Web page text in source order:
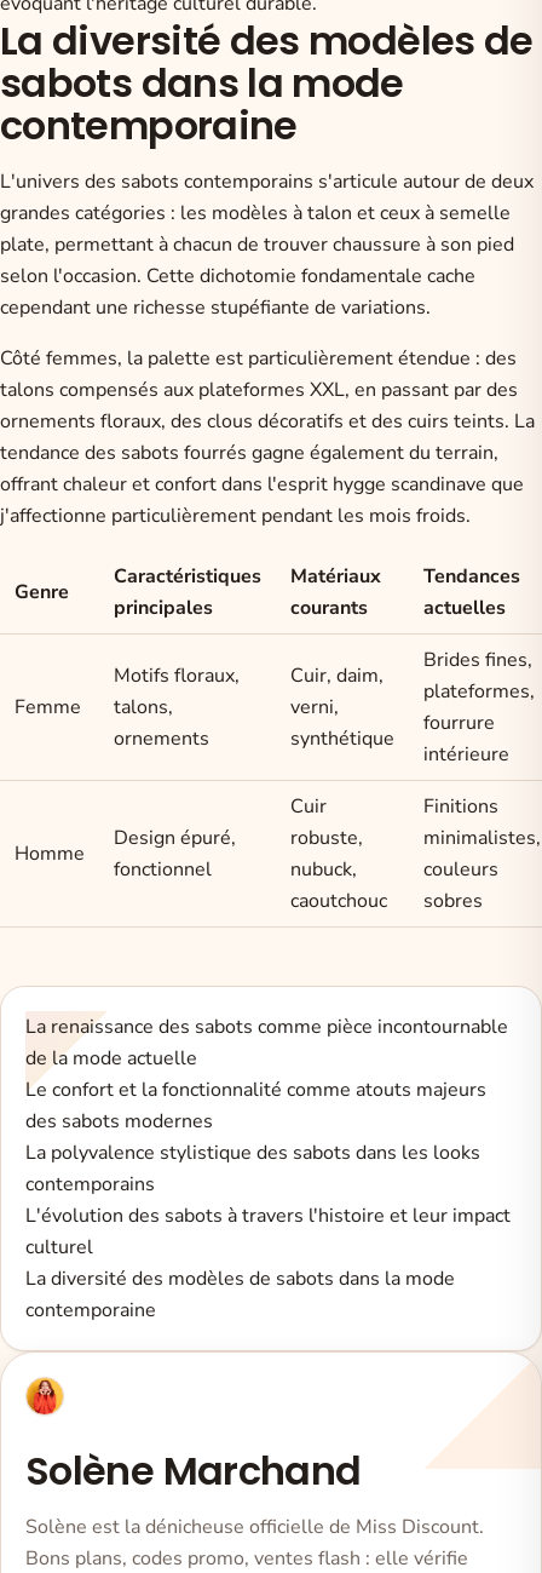
La diversité des modèles de
sabots dans la mode
contemporaine
L'univers des sabots contemporains s'articule autour de deux
grandes catégories : les modèles à talon et ceux à semelle
plate, permettant à chacun de trouver chaussure à son pied
selon l'occasion. Cette dichotomie fondamentale cache
cependant une richesse stupéfiante de variations.
Côté femmes, la palette est particulièrement étendue : des
talons compensés aux plateformes XXL, en passant par des
ornements floraux, des clous décoratifs et des cuirs teints. La
tendance des sabots fourrés gagne également du terrain,
offrant chaleur et confort dans l'esprit hygge scandinave que
j'affectionne particulièrement pendant les mois froids.
Genre
Caractéristiques
principales
Matériaux
courants
Tendances
actuelles
Femme
Motifs floraux,
talons,
ornements
Cuir, daim,
verni,
synthétique
Brides fines,
plateformes,
fourrure
intérieure
Homme
Design épuré,
fonctionnel
Cuir
robuste,
nubuck,
caoutchouc
Finitions
minimalistes,
couleurs
sobres
La renaissance des sabots comme pièce incontournable
de la mode actuelle
Le confort et la fonctionnalité comme atouts majeurs
des sabots modernes
La polyvalence stylistique des sabots dans les looks
contemporains
L'évolution des sabots à travers l'histoire et leur impact
culturel
La diversité des modèles de sabots dans la mode
contemporaine
Solène Marchand
Solène est la dénicheuse officielle de Miss Discount.
Bons plans, codes promo, ventes flash : elle vérifie